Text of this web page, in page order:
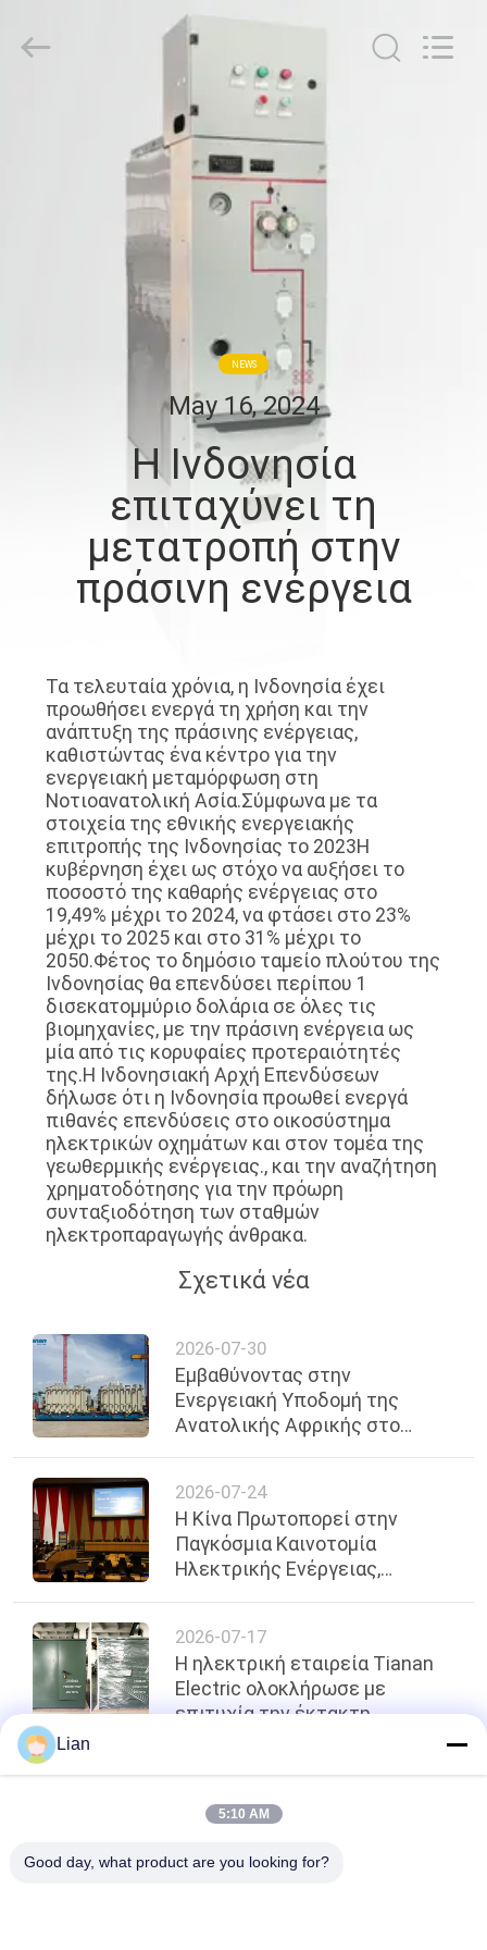
ΠΡΟΪΌΝΤΑ
ΕΜΦΆΝΙΣΗ
ΕΡΓΟΣΤΑΣΊΩΝ
ΠΟΙΟΤΙΚΌΣ
ΈΛΕΓΧΟΣ
ΜΑΣ
ΕΛΆΤΕ
ΕΠΑΦΉ
ΕΙΔΉΣΕΙΣ
ΖΗΤΉΣΤΕ
ΈΝΑ
ΑΠΌΣΠΑΣΜΑ
SITEMAP
PRIVACY
POLICY
(Group)
Co.,Ltd..
NEWS
May 16, 2024
Η Ινδονησία
επιταχύνει τη
μετατροπή στην
πράσινη ενέργεια
Τα τελευταία χρόνια, η Ινδονησία έχει
προωθήσει ενεργά τη χρήση και την
ανάπτυξη της πράσινης ενέργειας,
καθιστώντας ένα κέντρο για την
ενεργειακή μεταμόρφωση στη
Νοτιοανατολική Ασία.Σύμφωνα με τα
στοιχεία της εθνικής ενεργειακής
επιτροπής της Ινδονησίας το 2023Η
κυβέρνηση έχει ως στόχο να αυξήσει το
ποσοστό της καθαρής ενέργειας στο
19,49% μέχρι το 2024, να φτάσει στο 23%
μέχρι το 2025 και στο 31% μέχρι το
2050.Φέτος το δημόσιο ταμείο πλούτου της
Ινδονησίας θα επενδύσει περίπου 1
δισεκατομμύριο δολάρια σε όλες τις
βιομηχανίες, με την πράσινη ενέργεια ως
μία από τις κορυφαίες προτεραιότητές
της.Η Ινδονησιακή Αρχή Επενδύσεων
δήλωσε ότι η Ινδονησία προωθεί ενεργά
πιθανές επενδύσεις στο οικοσύστημα
ηλεκτρικών οχημάτων και στον τομέα της
γεωθερμικής ενέργειας., και την αναζήτηση
χρηματοδότησης για την πρόωρη
συνταξιοδότηση των σταθμών
ηλεκτροπαραγωγής άνθρακα.
Σχετικά νέα
2026-07-30
Εμβαθύνοντας στην
Ενεργειακή Υποδομή της
Ανατολικής Αφρικής στο
Μετασχηματιστές 110kV στη
Ρουάντα
2026-07-24
Η Κίνα Πρωτοπορεί στην
Παγκόσμια Καινοτομία
Ηλεκτρικής Ενέργειας,
2026-07-17
Η ηλεκτρική εταιρεία Tianan
Electric ολοκλήρωσε με
επιτυχία την έκτακτη
κερδίζει πελάτη
κορυφή
Lian
5:10 AM
Good day, what product are you looking for?